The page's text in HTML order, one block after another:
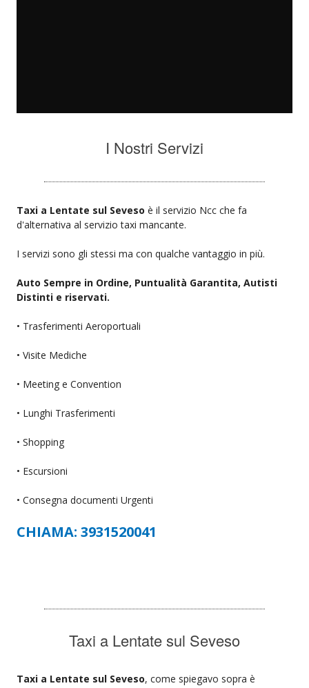
I Nostri Servizi
Taxi a Lentate sul Seveso è il servizio Ncc che fa
d'alternativa al servizio taxi mancante.
I servizi sono gli stessi ma con qualche vantaggio in più.
Auto Sempre in Ordine, Puntualità Garantita, Autisti
Distinti e riservati.
• Trasferimenti Aeroportuali
• Visite Mediche
• Meeting e Convention
• Lunghi Trasferimenti
• Shopping
• Escursioni
• Consegna documenti Urgenti
CHIAMA: 3931520041
Taxi a Lentate sul Seveso
Taxi a Lentate sul Seveso, come spiegavo sopra è